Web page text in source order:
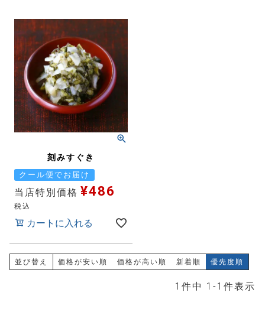
刻みすぐき
クール便でお届け
当店特別価格 ¥486
税込
カートに入れる
並び替え 価格が安い順 価格が高い順 新着順 優先度順
1 件中 1 - 1 件表示